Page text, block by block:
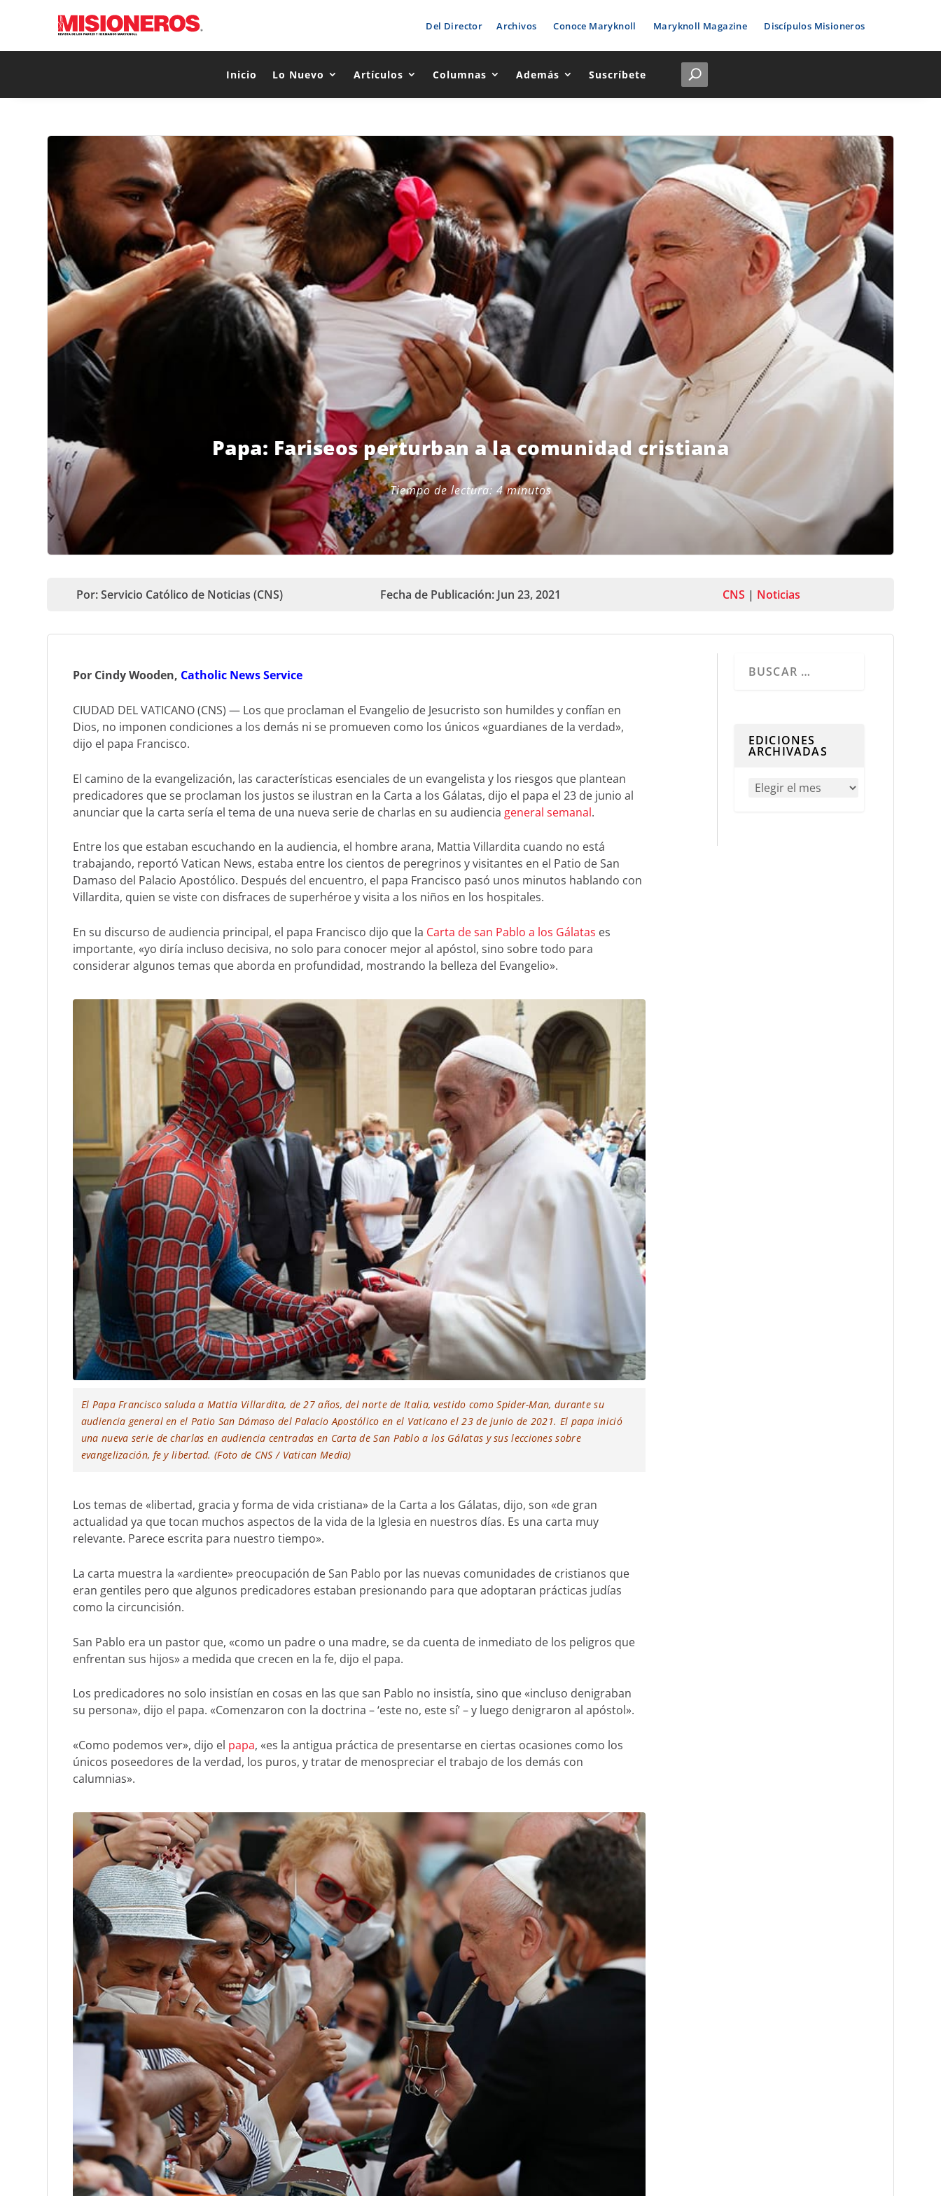
Del Director Archivos Conoce Maryknoll Maryknoll Magazine Discípulos Misioneros
Inicio Lo Nuevo Artículos Columnas Además Suscríbete
Papa: Fariseos perturban a la comunidad cristiana
Tiempo de lectura: 4 minutos
Por: Servicio Católico de Noticias (CNS) Fecha de Publicación: Jun 23, 2021 CNS | Noticias
Por Cindy Wooden, Catholic News Service
CIUDAD DEL VATICANO (CNS) — Los que proclaman el Evangelio de Jesucristo son humildes y confían en
Dios, no imponen condiciones a los demás ni se promueven como los únicos «guardianes de la verdad»,
dijo el papa Francisco.
El camino de la evangelización, las características esenciales de un evangelista y los riesgos que plantean
predicadores que se proclaman los justos se ilustran en la Carta a los Gálatas, dijo el papa el 23 de junio al
anunciar que la carta sería el tema de una nueva serie de charlas en su audiencia general semanal.
Entre los que estaban escuchando en la audiencia, el hombre arana, Mattia Villardita cuando no está
trabajando, reportó Vatican News, estaba entre los cientos de peregrinos y visitantes en el Patio de San
Damaso del Palacio Apostólico. Después del encuentro, el papa Francisco pasó unos minutos hablando con
Villardita, quien se viste con disfraces de superhéroe y visita a los niños en los hospitales.
En su discurso de audiencia principal, el papa Francisco dijo que la Carta de san Pablo a los Gálatas es
importante, «yo diría incluso decisiva, no solo para conocer mejor al apóstol, sino sobre todo para
considerar algunos temas que aborda en profundidad, mostrando la belleza del Evangelio».
El Papa Francisco saluda a Mattia Villardita, de 27 años, del norte de Italia, vestido como Spider-Man, durante su
audiencia general en el Patio San Dámaso del Palacio Apostólico en el Vaticano el 23 de junio de 2021. El papa inició
una nueva serie de charlas en audiencia centradas en Carta de San Pablo a los Gálatas y sus lecciones sobre
evangelización, fe y libertad. (Foto de CNS / Vatican Media)
Los temas de «libertad, gracia y forma de vida cristiana» de la Carta a los Gálatas, dijo, son «de gran
actualidad ya que tocan muchos aspectos de la vida de la Iglesia en nuestros días. Es una carta muy
relevante. Parece escrita para nuestro tiempo».
La carta muestra la «ardiente» preocupación de San Pablo por las nuevas comunidades de cristianos que
eran gentiles pero que algunos predicadores estaban presionando para que adoptaran prácticas judías
como la circuncisión.
San Pablo era un pastor que, «como un padre o una madre, se da cuenta de inmediato de los peligros que
enfrentan sus hijos» a medida que crecen en la fe, dijo el papa.
Los predicadores no solo insistían en cosas en las que san Pablo no insistía, sino que «incluso denigraban
su persona», dijo el papa. «Comenzaron con la doctrina – ‘este no, este sí’ – y luego denigraron al apóstol».
«Como podemos ver», dijo el papa, «es la antigua práctica de presentarse en ciertas ocasiones como los
únicos poseedores de la verdad, los puros, y tratar de menospreciar el trabajo de los demás con
calumnias».
EDICIONES
ARCHIVADAS